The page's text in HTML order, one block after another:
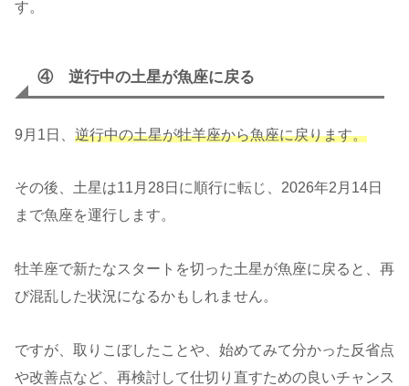
す。
④ 逆行中の土星が魚座に戻る
9月1日、 逆行中の土星が牡羊座から魚座に戻ります。
その後、土星は11月28日に順行に転じ、2026年2月14日
まで魚座を運行します。
牡羊座で新たなスタートを切った土星が魚座に戻ると、再
び混乱した状況になるかもしれません。
ですが、取りこぼしたことや、始めてみて分かった反省点
や改善点など、再検討して仕切り直すための良いチャンス